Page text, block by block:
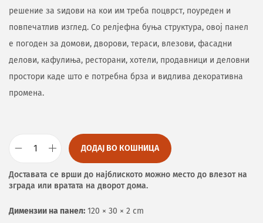
решение за ѕидови на кои им треба поцврст, поуреден и
повпечатлив изглед. Со релјефна буња структура, овој панел
е погоден за домови, дворови, тераси, влезови, фасадни
делови, кафулиња, ресторани, хотели, продавници и деловни
простори каде што е потребна брза и видлива декоративна
промена.
ДОДАЈ ВО КОШНИЦА
Доставата се врши до најблиското можно место до влезот на
зграда или вратата на дворот дома.
Димензии на панел: 120 × 30 × 2 cm